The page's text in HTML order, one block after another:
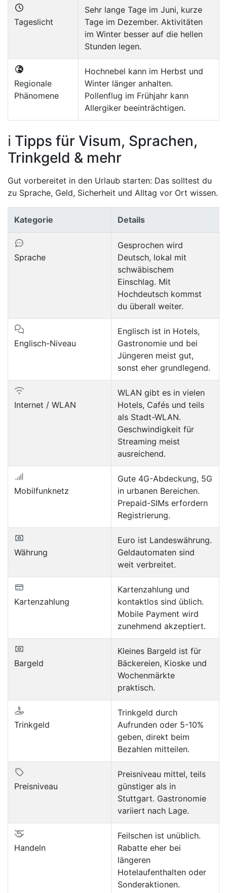
Tageslicht
Sehr lange Tage im Juni, kurze
Tage im Dezember. Aktivitäten
im Winter besser auf die hellen
Stunden legen.
Regionale
Phänomene
Hochnebel kann im Herbst und
Winter länger anhalten.
Pollenflug im Frühjahr kann
Allergiker beeinträchtigen.
ℹ️ Tipps für Visum, Sprachen,
Trinkgeld & mehr
Gut vorbereitet in den Urlaub starten: Das solltest du
zu Sprache, Geld, Sicherheit und Alltag vor Ort wissen.
Kategorie Details
Sprache
Gesprochen wird
Deutsch, lokal mit
schwäbischem
Einschlag. Mit
Hochdeutsch kommst
du überall weiter.
Englisch-Niveau
Englisch ist in Hotels,
Gastronomie und bei
Jüngeren meist gut,
sonst eher grundlegend.
Internet / WLAN
WLAN gibt es in vielen
Hotels, Cafés und teils
als Stadt-WLAN.
Geschwindigkeit für
Streaming meist
ausreichend.
Mobilfunknetz
Gute 4G-Abdeckung, 5G
in urbanen Bereichen.
Prepaid-SIMs erfordern
Registrierung.
Währung
Euro ist Landeswährung.
Geldautomaten sind
weit verbreitet.
Kartenzahlung
Kartenzahlung und
kontaktlos sind üblich.
Mobile Payment wird
zunehmend akzeptiert.
Bargeld
Kleines Bargeld ist für
Bäckereien, Kioske und
Wochenmärkte
praktisch.
Trinkgeld
Trinkgeld durch
Aufrunden oder 5-10%
geben, direkt beim
Bezahlen mitteilen.
Preisniveau
Preisniveau mittel, teils
günstiger als in
Stuttgart. Gastronomie
variiert nach Lage.
Handeln
Feilschen ist unüblich.
Rabatte eher bei
längeren
Hotelaufenthalten oder
Sonderaktionen.